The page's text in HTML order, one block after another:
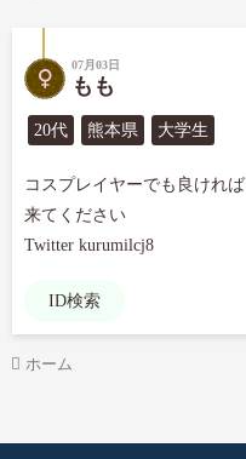
07月03日
もも
20代 熊本県 大学生
コスプレイヤーでも良ければ
来てください
Twitter kurumilcj8
ID検索
ホーム